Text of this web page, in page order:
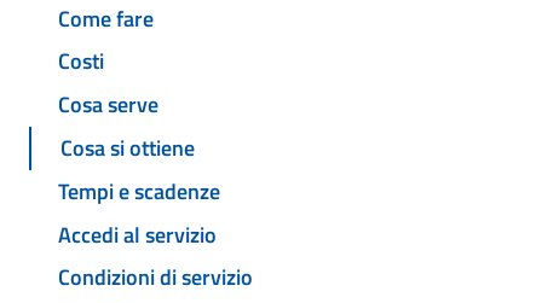
Come fare
Costi
Cosa serve
Cosa si ottiene
Tempi e scadenze
Accedi al servizio
Condizioni di servizio